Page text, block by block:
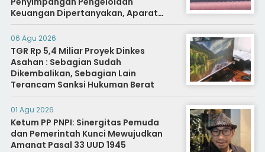
Keuangan Dipertanyakan, Aparat
Diminta Segera Usut
06 Agu 2026
TGR Rp 5,4 Miliar Proyek Dinkes
Asahan : Sebagian Sudah
Dikembalikan, Sebagian Lain
Terancam Sanksi Hukuman Berat
01 Agu 2026
Ketum PP PNPI: Sinergitas Pemuda
dan Pemerintah Kunci Mewujudkan
Amanat Pasal 33 UUD 1945